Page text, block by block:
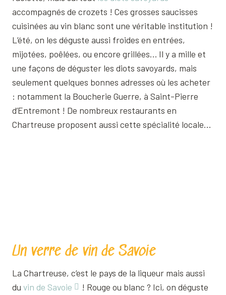
accompagnés de crozets ! Ces grosses saucisses
cuisinées au vin blanc sont une véritable institution !
L’été, on les déguste aussi froides en entrées,
mijotées, poêlées, ou encore grillées… Il y a mille et
une façons de déguster les diots savoyards, mais
seulement quelques bonnes adresses où les acheter
: notamment la Boucherie Guerre, à Saint-Pierre
d’Entremont ! De nombreux restaurants en
Chartreuse proposent aussi cette spécialité locale…
Un verre de vin de Savoie
La Chartreuse, c’est le pays de la liqueur mais aussi
du vin de Savoie
! Rouge ou blanc ? Ici, on déguste